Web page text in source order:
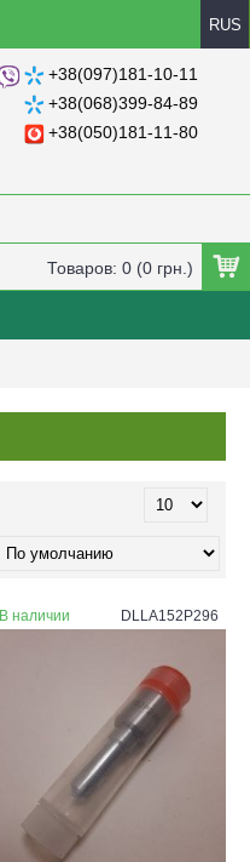
RUS
+38(097)181-10-11
+38(068)399-84-89
+38(050)181-11-80
Товаров: 0 (0 грн.)
В наличии DLLA152P296